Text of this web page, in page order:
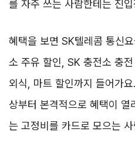
를 자주 쓰는 사람한테는 진
혜택을 보면 SK텔레콤 통신
소 주유 할인, SK 충전소 충
외식, 마트 할인까지 들어가
상부터 본격적으로 혜택이
는 고정비를 카드로 모으는